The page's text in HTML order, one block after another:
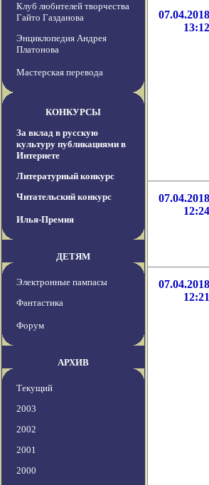
Клуб любителей творчества
Гайто Газданова
Энциклопедия Андрея
Платонова
Мастерская перевода
КОНКУРСЫ
За вклад в русскую
культуру публикациями в
Интернете
Литературный конкурс
Читательский конкурс
Илья-Премия
ДЕТЯМ
Электронные пампасы
Фантастика
Форум
АРХИВ
Текущий
2003
2002
2001
2000
07.04.2018
13:12
07.04.2018
12:24
07.04.2018
12:21